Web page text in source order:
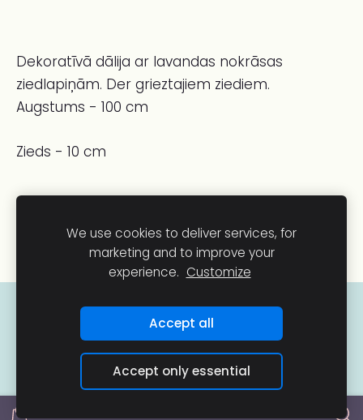
Dekoratīvā dālija ar lavandas nokrāsas
ziedlapiņām. Der grieztajiem ziediem.
Augstums - 100 cm
Zieds - 10 cm
We use cookies to deliver services, for
marketing and to improve your
experience. Customize
Accept all
Accept only essential